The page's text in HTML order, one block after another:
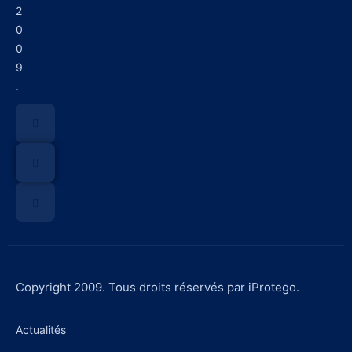
2
0
0
9
.
Copyright 2009. Tous droits réservés par iProtego.
Actualités